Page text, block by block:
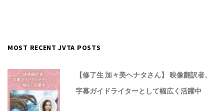
MOST RECENT JVTA POSTS
【修了生 加々美ヘナタさん】 映像翻訳者、
字幕ガイドライターとして幅広く活躍中